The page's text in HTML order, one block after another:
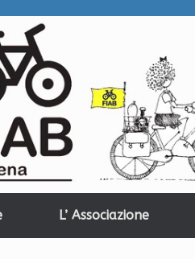
L’ Associazione